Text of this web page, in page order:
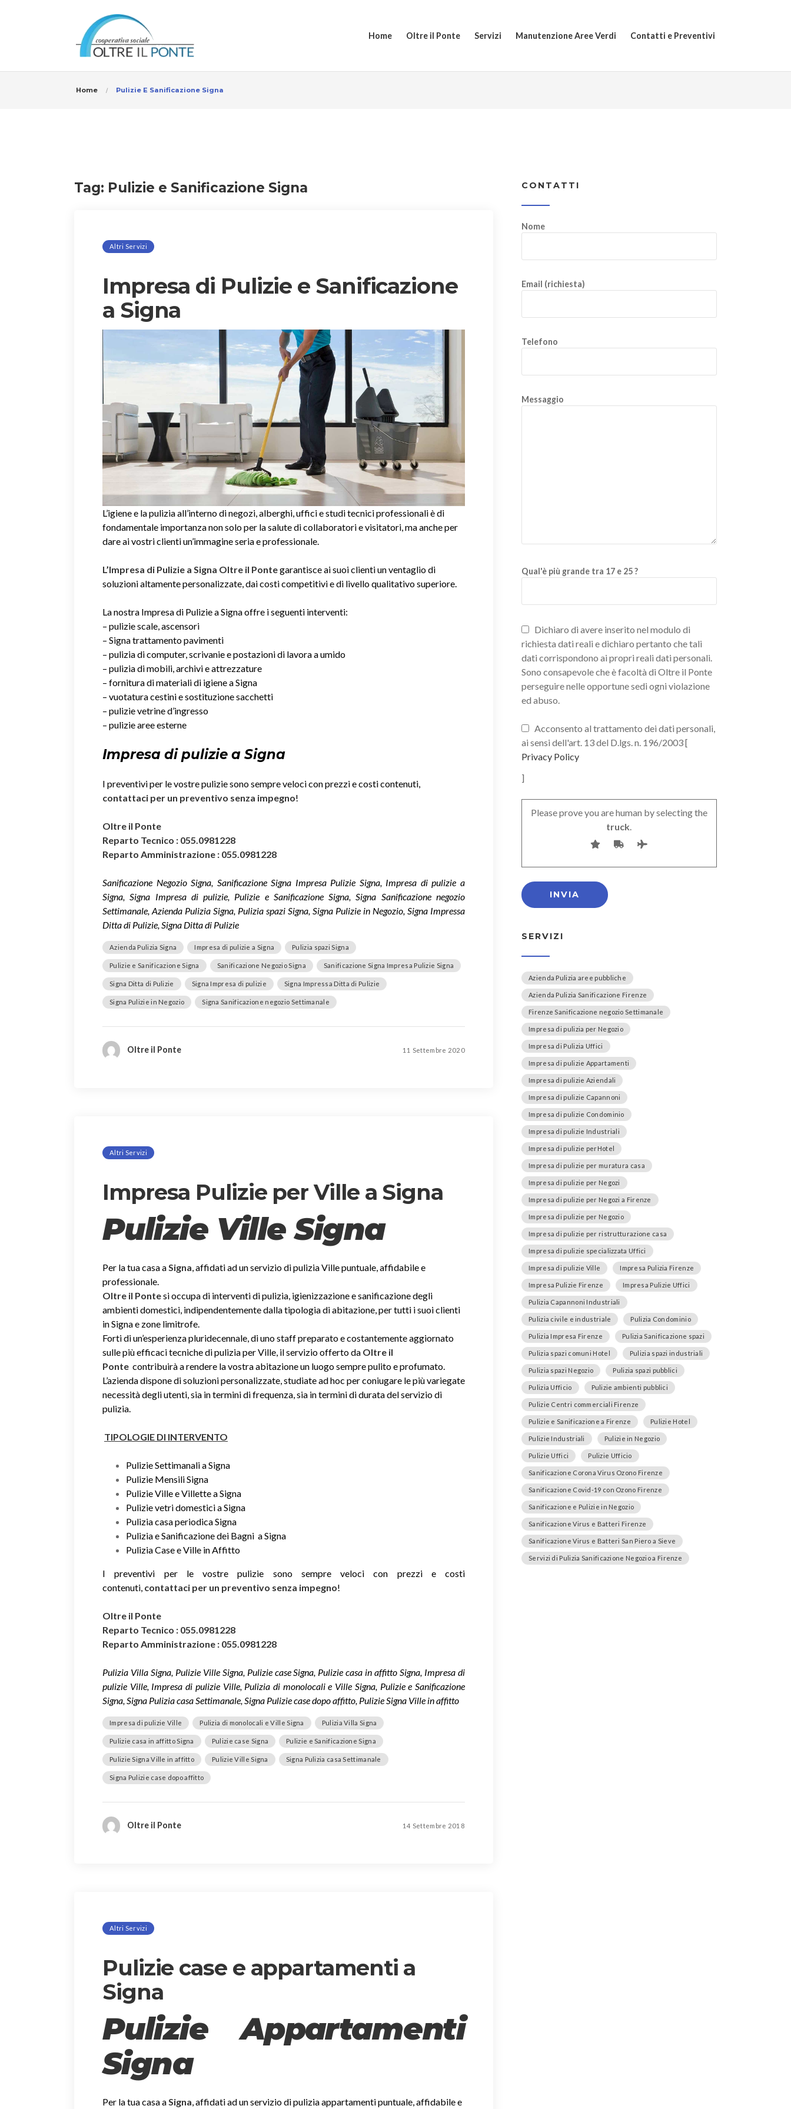
Home Oltre il Ponte Servizi Manutenzione Aree Verdi Contatti e Preventivi
Home Pulizie E Sanificazione Signa
Tag: Pulizie e Sanificazione Signa
Altri Servizi
Impresa di Pulizie e Sanificazione
a Signa
L’igiene e la pulizia all’interno di negozi, alberghi, uffici e studi tecnici professionali è di
fondamentale importanza non solo per la salute di collaboratori e visitatori, ma anche per
dare ai vostri clienti un’immagine seria e professionale.
L’Impresa di Pulizie a Signa Oltre il Pontegarantisce ai suoi clienti un ventaglio di
soluzioni altamente personalizzate, dai costi competitivi e di livello qualitativo superiore.
La nostra Impresa di Pulizie a Signa offre i seguenti interventi:
– pulizie scale, ascensori
– Signa trattamento pavimenti
– pulizia di computer, scrivanie e postazioni di lavora a umido
– pulizia di mobili, archivi e attrezzature
– fornitura di materiali di igiene a Signa
– vuotatura cestini e sostituzione sacchetti
– pulizie vetrine d’ingresso
– pulizie aree esterne
Impresa di pulizie a Signa
I preventivi per le vostre pulizie sono sempre veloci con prezzi e costi contenuti,
contattaci per un preventivo senza impegno!
Oltre il Ponte
Reparto Tecnico : 055.0981228
Reparto Amministrazione : 055.0981228
Sanificazione Negozio Signa, Sanificazione Signa Impresa Pulizie Signa, Impresa di pulizie a
Signa, Signa Impresa di pulizie, Pulizie e Sanificazione Signa, Signa Sanificazione negozio
Settimanale, Azienda Pulizia Signa, Pulizia spazi Signa, Signa Pulizie in Negozio, Signa Impressa
Ditta di Pulizie, Signa Ditta di Pulizie
Azienda Pulizia Signa Impresa di pulizie a Signa Pulizia spazi Signa
Pulizie e Sanificazione Signa Sanificazione Negozio Signa Sanificazione Signa Impresa Pulizie Signa
Signa Ditta di Pulizie Signa Impresa di pulizie Signa Impressa Ditta di Pulizie
Signa Pulizie in Negozio Signa Sanificazione negozio Settimanale
Oltre il Ponte 11 Settembre 2020
Altri Servizi
Impresa Pulizie per Ville a Signa
Pulizie Ville Signa
Per la tua casa aSigna, affidati ad un servizio di pulizia Ville puntuale, affidabile e
professionale.
Oltre il Pontesi occupa di interventi di pulizia, igienizzazione e sanificazione degli
ambienti domestici, indipendentemente dalla tipologia di abitazione, per tutti i suoi clienti
in Signa e zone limitrofe.
Forti di un’esperienza pluridecennale, di uno staff preparato e costantemente aggiornato
sulle più efficaci tecniche di pulizia per Ville, il servizio offerto da Oltre il
Ponte contribuirà a rendere la vostra abitazione un luogo sempre pulito e profumato.
L’azienda dispone di soluzioni personalizzate, studiate ad hoc per coniugare le più variegate
necessità degli utenti, sia in termini di frequenza, sia in termini di durata del servizio di
pulizia.
TIPOLOGIE DI INTERVENTO
Pulizie Settimanali a Signa
Pulizie Mensili Signa
Pulizie Ville e Villette a Signa
Pulizie vetri domestici a Signa
Pulizia casa periodica Signa
Pulizia e Sanificazione dei Bagni a Signa
Pulizia Case e Ville in Affitto
I preventivi per le vostre pulizie sono sempre veloci con prezzi e costi
contenuti, contattaci per un preventivo senza impegno!
Oltre il Ponte
Reparto Tecnico : 055.0981228
Reparto Amministrazione : 055.0981228
Pulizia Villa Signa, Pulizie Ville Signa, Pulizie case Signa, Pulizie casa in affitto Signa, Impresa di
pulizie Ville, Impresa di pulizie Ville, Pulizia di monolocali e Ville Signa, Pulizie e Sanificazione
Signa, Signa Pulizia casa Settimanale, Signa Pulizie case dopo affitto, Pulizie Signa Ville in affitto
Impresa di pulizie Ville Pulizia di monolocali e Ville Signa Pulizia Villa Signa
Pulizie casa in affitto Signa Pulizie case Signa Pulizie e Sanificazione Signa
Pulizie Signa Ville in affitto Pulizie Ville Signa Signa Pulizia casa Settimanale
Signa Pulizie case dopo affitto
Oltre il Ponte 14 Settembre 2018
Altri Servizi
Pulizie case e appartamenti a
Signa
Pulizie Appartamenti
Signa
Per la tua casa aSigna, affidati ad un servizio di pulizia appartamenti puntuale, affidabile e
CONTATTI
Nome
Email (richiesta)
Telefono
Messaggio
Qual'è più grande tra 17 e 25 ?
Dichiaro di avere inserito nel modulo di
richiesta dati reali e dichiaro pertanto che tali
dati corrispondono ai propri reali dati personali.
Sono consapevole che è facoltà di Oltre il Ponte
perseguire nelle opportune sedi ogni violazione
ed abuso.
Acconsento al trattamento dei dati personali,
ai sensi dell'art. 13 del D.lgs. n. 196/2003 [
Privacy Policy
]
Please prove you are human by selecting the
truck.
SERVIZI
Azienda Pulizia aree pubbliche
Azienda Pulizia Sanificazione Firenze
Firenze Sanificazione negozio Settimanale
Impresa di pulizia per Negozio
Impresa di Pulizia Uffici
Impresa di pulizie Appartamenti
Impresa di pulizie Aziendali
Impresa di pulizie Capannoni
Impresa di pulizie Condominio
Impresa di pulizie Industriali
Impresa di pulizie perHotel
Impresa di pulizie per muratura casa
Impresa di pulizie per Negozi
Impresa di pulizie per Negozi a Firenze
Impresa di pulizie per Negozio
Impresa di pulizie per ristrutturazione casa
Impresa di pulizie specializzata Uffici
Impresa di pulizie Ville Impresa Pulizia Firenze
Impresa Pulizie Firenze Impresa Pulizie Uffici
Pulizia Capannoni Industriali
Pulizia civile e industriale Pulizia Condominio
Pulizia Impresa Firenze Pulizia Sanificazione spazi
Pulizia spazi comuni Hotel Pulizia spazi industriali
Pulizia spazi Negozio Pulizia spazi pubblici
Pulizia Ufficio Pulizie ambienti pubblici
Pulizie Centri commerciali Firenze
Pulizie e Sanificazione a Firenze Pulizie Hotel
Pulizie Industriali Pulizie in Negozio
Pulizie Uffici Pulizie Ufficio
Sanificazione Corona Virus Ozono Firenze
Sanificazione Covid-19 con Ozono Firenze
Sanificazione e Pulizie in Negozio
Sanificazione Virus e Batteri Firenze
Sanificazione Virus e Batteri San Piero a Sieve
Servizi di Pulizia Sanificazione Negozio a Firenze